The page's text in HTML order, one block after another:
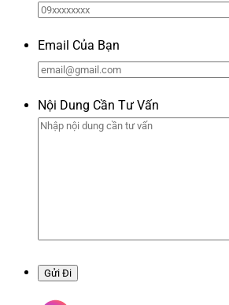
Email Của Bạn
Nội Dung Cần Tư Vấn